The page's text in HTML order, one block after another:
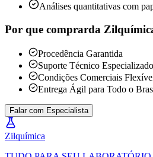
Análises quantitativas com
Por que comprarda
Procedência Garantida
Suporte Técnico Especializado
Condições Comerciais
Entrega Ágil para Todo o
Falar com Especialista
Zilquímica